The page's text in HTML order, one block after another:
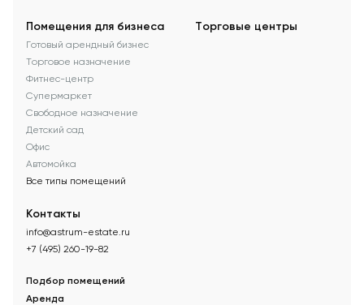
Помещения для бизнеса
Готовый арендный бизнес
Торговое назначение
Фитнес-центр
Супермаркет
Свободное назначение
Детский сад
Офис
Автомойка
Все типы помещений
Торговые центры
Контакты
info@astrum-estate.ru
+7 (495) 260-19-82
Подбор помещений
Аренда